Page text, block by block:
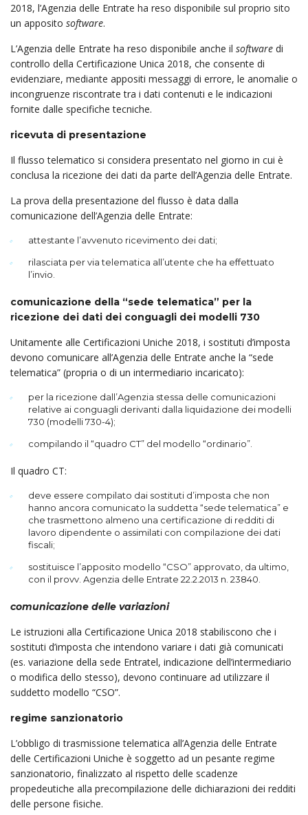
2018, l’Agenzia delle Entrate ha reso disponibile sul proprio sito
un apposito software.
L’Agenzia delle Entrate ha reso disponibile anche il software di
controllo della Certificazione Unica 2018, che consente di
evidenziare, mediante appositi messaggi di errore, le anomalie o
incongruenze riscontrate tra i dati contenuti e le indicazioni
fornite dalle specifiche tecniche.
ricevuta di presentazione
Il flusso telematico si considera presentato nel giorno in cui è
conclusa la ricezione dei dati da parte dell’Agenzia delle Entrate.
La prova della presentazione del flusso è data dalla
comunicazione dell’Agenzia delle Entrate:
attestante l’avvenuto ricevimento dei dati;
rilasciata per via telematica all’utente che ha effettuato
l’invio.
comunicazione della “sede telematica” per la
ricezione dei dati dei conguagli dei modelli 730
Unitamente alle Certificazioni Uniche 2018, i sostituti d’imposta
devono comunicare all’Agenzia delle Entrate anche la “sede
telematica” (propria o di un intermediario incaricato):
per la ricezione dall’Agenzia stessa delle comunicazioni
relative ai conguagli derivanti dalla liquidazione dei modelli
730 (modelli 730-4);
compilando il “quadro CT” del modello “ordinario”.
Il quadro CT:
deve essere compilato dai sostituti d’imposta che non
hanno ancora comunicato la suddetta “sede telematica” e
che trasmettono almeno una certificazione di redditi di
lavoro dipendente o assimilati con compilazione dei dati
fiscali;
sostituisce l’apposito modello “CSO” approvato, da ultimo,
con il provv. Agenzia delle Entrate 22.2.2013 n. 23840.
comunicazione delle variazioni
Le istruzioni alla Certificazione Unica 2018 stabiliscono che i
sostituti d’imposta che intendono variare i dati già comunicati
(es. variazione della sede Entratel, indicazione dell’intermediario
o modifica dello stesso), devono continuare ad utilizzare il
suddetto modello “CSO”.
regime sanzionatorio
L’obbligo di trasmissione telematica all’Agenzia delle Entrate
delle Certificazioni Uniche è soggetto ad un pesante regime
sanzionatorio, finalizzato al rispetto delle scadenze
propedeutiche alla precompilazione delle dichiarazioni dei redditi
delle persone fisiche.